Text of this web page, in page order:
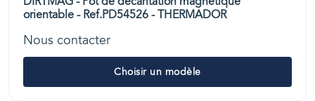
orientable - Ref.PD54526 - THERMADOR
Nous contacter
Choisir un modèle